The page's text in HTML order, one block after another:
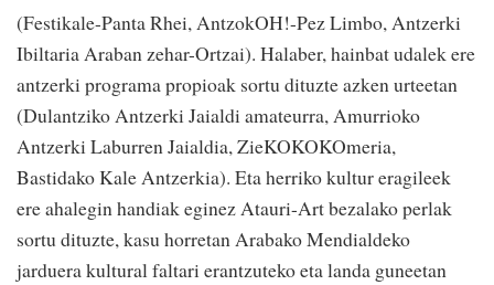
(Festikale-Panta Rhei, AntzokOH!-Pez Limbo, Antzerki
Ibiltaria Araban zehar-Ortzai). Halaber, hainbat udalek ere
antzerki programa propioak sortu dituzte azken urteetan
(Dulantziko Antzerki Jaialdi amateurra, Amurrioko
Antzerki Laburren Jaialdia, ZieKOKOKOmeria,
Bastidako Kale Antzerkia). Eta herriko kultur eragileek
ere ahalegin handiak eginez Atauri-Art bezalako perlak
sortu dituzte, kasu horretan Arabako Mendialdeko
jarduera kultural faltari erantzuteko eta landa guneetan